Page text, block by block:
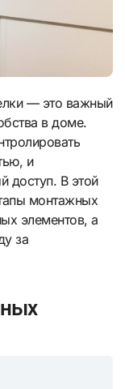
в доме.
и
доступ. В этой
монтажных
элементов, а
за